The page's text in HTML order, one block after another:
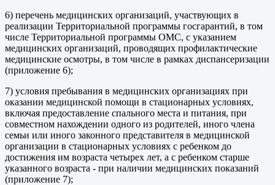
6) перечень медицинских организаций, участвующих в
реализации Территориальной программы госгарантий, в том
числе Территориальной программы ОМС, с указанием
медицинских организаций, проводящих профилактические
медицинские осмотры, в том числе в рамках диспансеризации
(приложение 6);
7) условия пребывания в медицинских организациях при
оказании медицинской помощи в стационарных условиях,
включая предоставление спального места и питания, при
совместном нахождении одного из родителей, иного члена
семьи или иного законного представителя в медицинской
организации в стационарных условиях с ребенком до
достижения им возраста четырех лет, а с ребенком старше
указанного возраста - при наличии медицинских показаний
(приложение 7);